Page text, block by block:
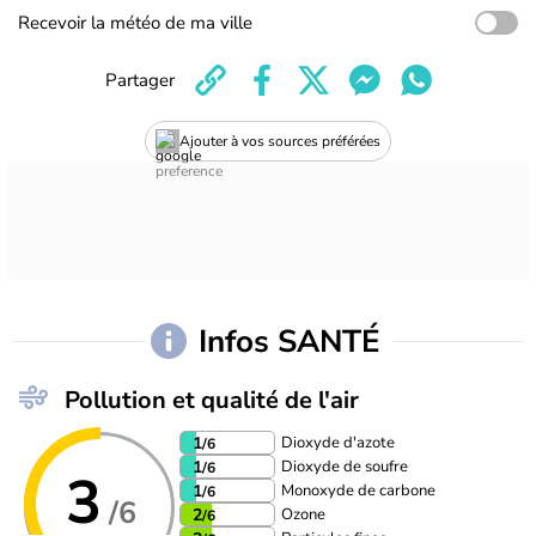
Recevoir la météo de ma ville
Ajouter à vos sources préférées
Partager
Infos SANTÉ
Pollution et qualité de l'air
3 /6
1/6 Dioxyde d'azote
1/6 Dioxyde de soufre
1/6 Monoxyde de carbone
2/6 Ozone